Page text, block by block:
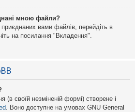
мною файли?
приєднаних вами файлів, перейдіть в
на посилання "Вкладення".
(в своїй незміненій формі) створене і
. Воно доступне на умовах GNU General